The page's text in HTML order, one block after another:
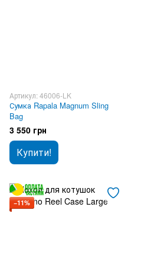
Артикул: 46006-LK
Сумка Rapala Magnum Sling
Bag
3 550 грн
Купити!
−11%